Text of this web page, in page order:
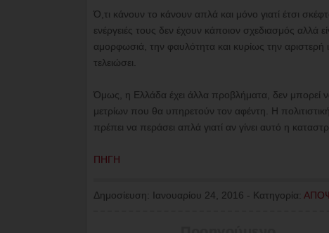
Ό,τι κάνουν το κάνουν απλά και μόνο γιατί έτσι
ενέργειές τους δεν έχουν κάποιον σχεδιασμός αλλά
αμορφωσιά, την φαυλότητα και κυρίως την αριστερή
τελειώσει.
Όμως, η Ελλάδα έχει άλλα προβλήματα, δεν μπορεί
μετρίων που θα υπηρετούν τον αφέντη. Η
πρέπει να περάσει απλά γιατί αν γίνει αυτό η
ΠΗΓΗ
Δημοσίευση: Ιανουαρίου 24, 2016 - Κατηγορία: